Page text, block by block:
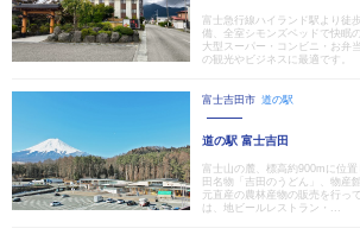
富士急行線ハイランド駅より徒
備、全室シモンズベッドで快眠
大型スーパー・コンビニ・お弁
の観光やビジネスに最適です。
富士吉田市 道の駅
道の駅 富士吉田
富士山の麓、標高約900mに位
田名物「吉田のうどん」、物産
元直産の農林産物の販売を行っ
は、地ビールレストラン・...